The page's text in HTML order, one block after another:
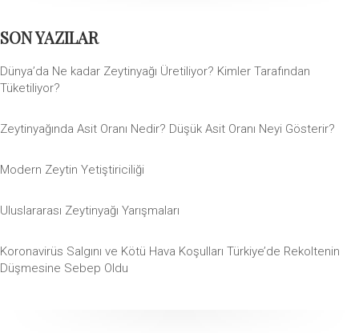
SON YAZILAR
Dünya’da Ne kadar Zeytinyağı Üretiliyor? Kimler Tarafından
Tüketiliyor?
Zeytinyağında Asit Oranı Nedir? Düşük Asit Oranı Neyi Gösterir?
Modern Zeytin Yetiştiriciliği
Uluslararası Zeytinyağı Yarışmaları
Koronavirüs Salgını ve Kötü Hava Koşulları Türkiye’de Rekoltenin
Düşmesine Sebep Oldu